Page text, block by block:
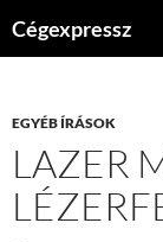
Cégexpressz
EGYÉB ÍRÁSOK
LAZER